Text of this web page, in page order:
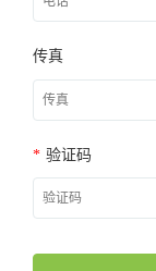
传真
* 验证码